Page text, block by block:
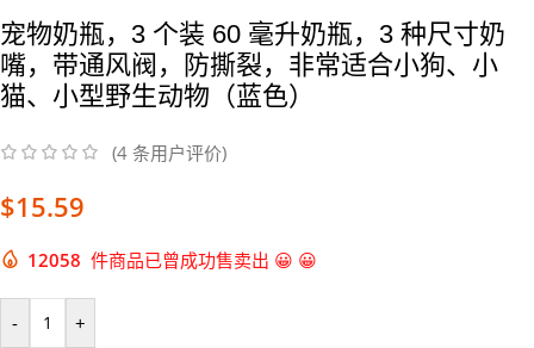
宠物奶瓶，3 个装 60 毫升奶瓶，3 种尺寸奶
嘴，带通风阀，防撕裂，非常适合小狗、小
猫、小型野生动物（蓝色）
(4 条用户评价)
$15.59
12058 件商品已曾成功售卖出 😀 😀
- +